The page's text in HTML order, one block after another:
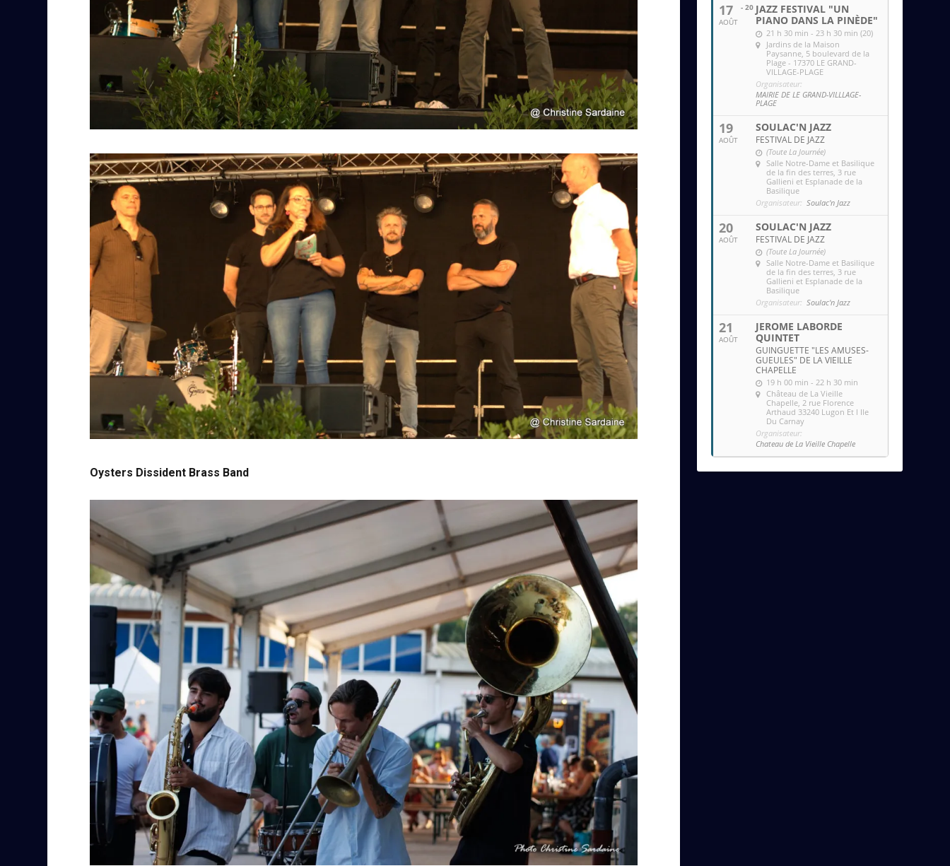
Oysters Dissident Brass Band
17
AOÛT
- 20 JAZZ FESTIVAL "UN
PIANO DANS LA PINÈDE"
21 h 30 min - 23 h 30 min (20)
Jardins de la Maison
Paysanne , 5 boulevard de la
Plage - 17370 LE GRAND-
VILLAGE-PLAGE
Organisateur:
MAIRIE DE LE GRAND-VILLLAGE-
PLAGE
19
AOÛT
SOULAC'N JAZZ
FESTIVAL DE JAZZ
(Toute La Journée)
Salle Notre-Dame et Basilique
de la fin des terres , 3 rue
Gallieni et Esplanade de la
Basilique
Organisateur: Soulac'n Jazz
20
AOÛT
SOULAC'N JAZZ
FESTIVAL DE JAZZ
(Toute La Journée)
Salle Notre-Dame et Basilique
de la fin des terres , 3 rue
Gallieni et Esplanade de la
Basilique
Organisateur: Soulac'n Jazz
21
AOÛT
JEROME LABORDE
QUINTET
GUINGUETTE "LES AMUSES-
GUEULES" DE LA VIEILLE
CHAPELLE
19 h 00 min - 22 h 30 min
Château de La Vieille
Chapelle , 2 rue Florence
Arthaud 33240 Lugon Et l Ile
Du Carnay
Organisateur:
Chateau de La Vieille Chapelle